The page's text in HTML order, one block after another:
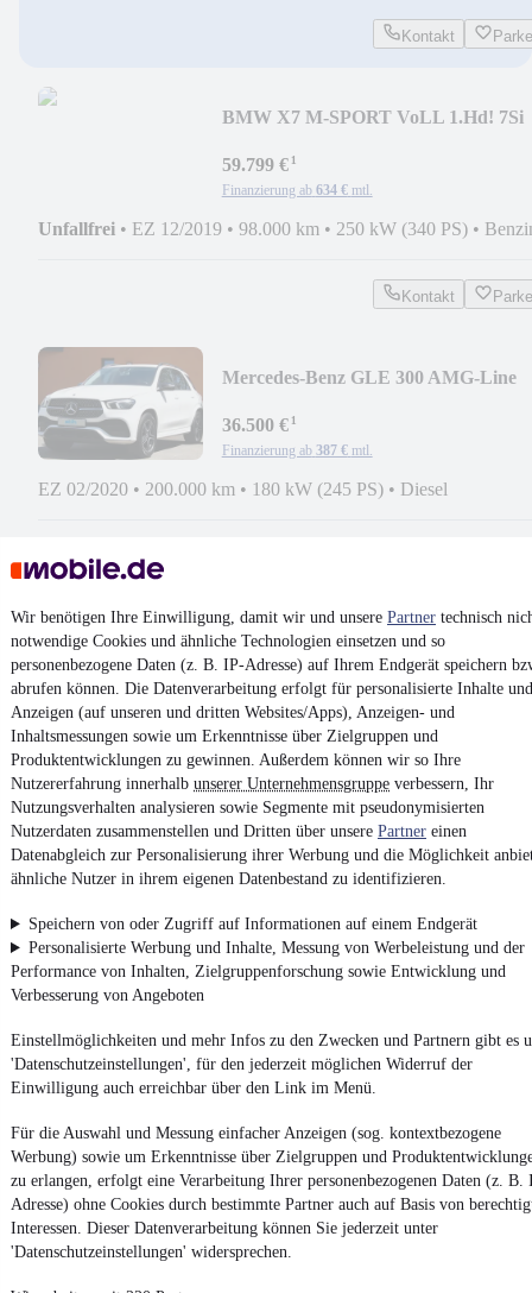
Wir benötigen Ihre Einwilligung, damit wir und unsere Partner technisch
notwendige Cookies und ähnliche Technologien einsetzen und so
personenbezogene Daten (z. B. IP-Adresse) auf Ihrem Endgerät speichern
abrufen können. Die Datenverarbeitung erfolgt für personalisierte Inhalte und
Anzeigen (auf unseren und dritten Websites/Apps), Anzeigen- und
Inhaltsmessungen sowie um Erkenntnisse über Zielgruppen und
Produktentwicklungen zu gewinnen. Außerdem können wir so Ihre
Nutzererfahrung innerhalb unserer Unternehmensgruppe verbessern, Ihr
Nutzungsverhalten analysieren sowie Segmente mit pseudonymisierten
Nutzerdaten zusammenstellen und Dritten über unsere Partner einen
Datenabgleich zur Personalisierung ihrer Werbung und die Möglichkeit
ähnliche Nutzer in ihrem eigenen Datenbestand zu identifizieren.
Speichern von oder Zugriff auf Informationen auf einem Endgerät
Personalisierte Werbung und Inhalte, Messung von Werbeleistung und der
Performance von Inhalten, Zielgruppenforschung sowie Entwicklung und
Verbesserung von Angeboten
Einstellmöglichkeiten und mehr Infos zu den Zwecken und Partnern gibt es
'Datenschutzeinstellungen', für den jederzeit möglichen Widerruf der
Einwilligung auch erreichbar über den Link im Menü.
Für die Auswahl und Messung einfacher Anzeigen (sog. kontextbezogene
Werbung) sowie um Erkenntnisse über Zielgruppen und
zu erlangen, erfolgt eine Verarbeitung Ihrer personenbezogenen Daten (z. B.
Adresse) ohne Cookies durch bestimmte Partner auch auf Basis von
Interessen. Dieser Datenverarbeitung können Sie jederzeit unter
'Datenschutzeinstellungen' widersprechen.
Kontakt
BMW X7 M-SPORT VoLL 1.Hd! 7Si
59.799 €¹
Finanzierung ab 634 € mtl.
Unfallfrei • EZ 12/2019 • 98.000 km • 250 kW (340 PS) •
Kontakt
Mercedes-Benz GLE 300 AMG-Line
36.500 €¹
Finanzierung ab 387 € mtl.
EZ 02/2020 • 200.000 km • 180 kW (245 PS) • Diesel
Mercedes-Benz GLE 580 AMG
1.HAND! HUD 22" INNOV PANO
NIGHT AHK
50.950 €¹
Finanzierung ab 541 € mtl.
Unfallfrei• EZ 08/2020 175.000 km •360 kW (489 PS)
Kontakt
Leder PANO NaviPROF 19"
9.300 €
Finanzierung ab 97 € mtl.
EZ 02/2011 273.000 km